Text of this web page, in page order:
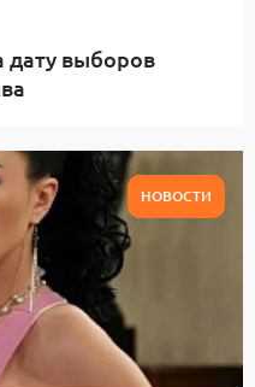
дату выборов
НОВОСТИ